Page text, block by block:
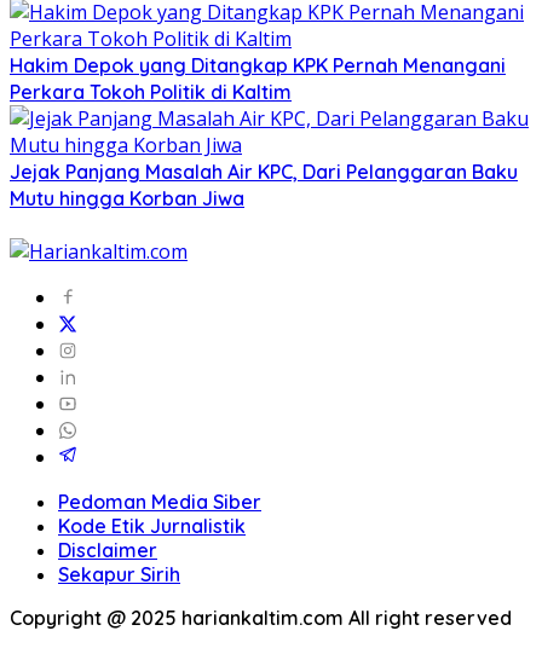
Hakim Depok yang Ditangkap KPK Pernah Menangani
Perkara Tokoh Politik di Kaltim
Jejak Panjang Masalah Air KPC, Dari Pelanggaran Baku
Mutu hingga Korban Jiwa
Pedoman Media Siber
Kode Etik Jurnalistik
Disclaimer
Sekapur Sirih
Copyright @ 2025 hariankaltim.com All right reserved